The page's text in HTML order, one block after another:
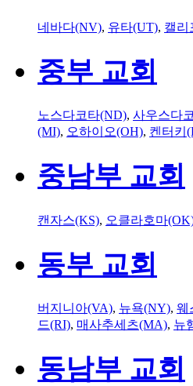
네바다(NV), 유타(UT), 캘리
중부 교회
노스다코타(ND), 사우스다
(MI), 오하이오(OH), 켄터키
중남부 교회
캔자스(KS), 오클라호마
동부 교회
버지니아(VA), 뉴욕(NY), 웨
드(RI), 매사추세츠(MA), 뉴
동남부 교회